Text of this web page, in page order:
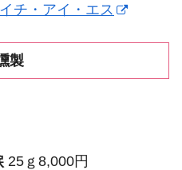
チ・アイ・エス
製
25ｇ8,000円